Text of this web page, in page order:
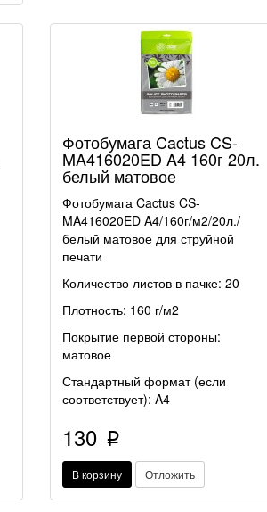
Фотобумага Cactus CS-
MA416020ED A4 160г 20л.
белый матовое
Фотобумага Cactus CS-
MA416020ED A4/160г/м2/20л./
белый матовое для струйной
печати
Количество листов в пачке: 20
Плотность: 160 г/м2
Покрытие первой стороны:
матовое
Стандартный формат (если
соответствует): A4
130 p
В корзину Отложить